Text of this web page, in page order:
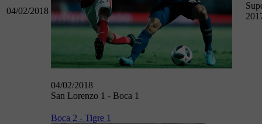
04/02/2018
04/02/2018
San Lorenzo 1 - Boca 1
Boca 2 - Tigre 1